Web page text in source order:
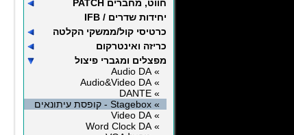
חווט, מחברים PATCH
יחידות שדרים / IFB
כרטיסי קול/ממשקי הקלטה
כריזה ואינטרקום
מפצלים ומגברי פיצול
» Audio DA
» Audio&Video DA
» DANTE
» Stagebox - קופסת עיתונאים
» Video DA
» Word Clock DA